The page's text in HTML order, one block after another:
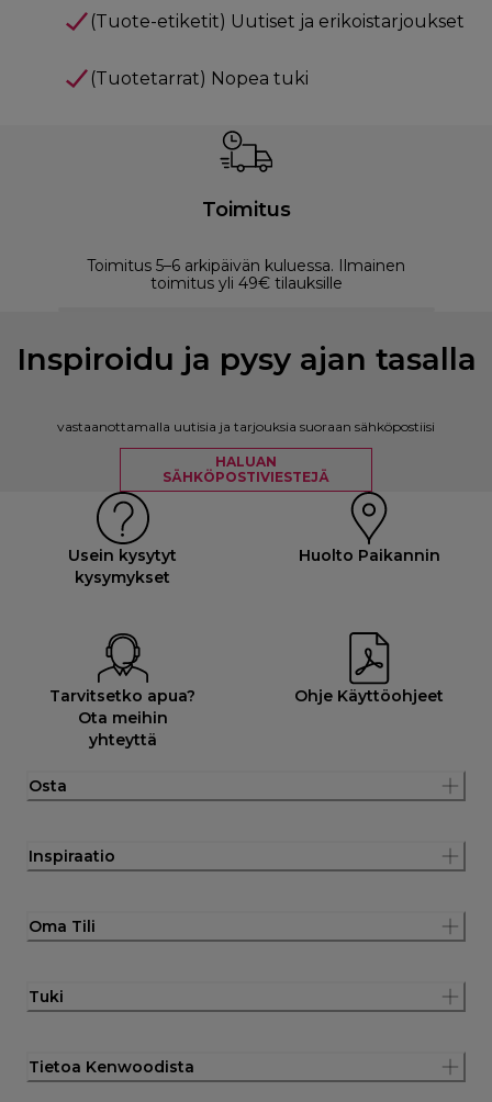
(Tuote-etiketit) Uutiset ja erikoistarjoukset
(Tuotetarrat) Nopea tuki
Toimitus
Toimitus 5–6 arkipäivän kuluessa. Ilmainen
toimitus yli 49€ tilauksille
Inspiroidu ja pysy ajan tasalla
vastaanottamalla uutisia ja tarjouksia suoraan sähköpostiisi
HALUAN
SÄHKÖPOSTIVIESTEJÄ
Usein kysytyt
kysymykset
Huolto Paikannin
Tarvitsetko apua?
Ota meihin
yhteyttä
Ohje Käyttöohjeet
Osta
Inspiraatio
Oma Tili
Tuki
Tietoa Kenwoodista